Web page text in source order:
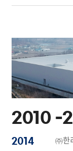
2010 -
2014 ㈜한